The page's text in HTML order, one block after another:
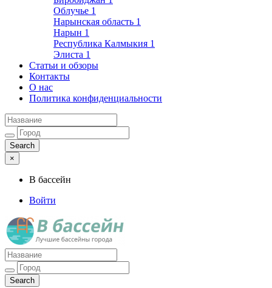
Облучье 1
Нарынская область 1
Нарын 1
Республика Калмыкия 1
Элиста 1
Статьи и обзоры
Контакты
О нас
Политика конфиденциальности
×
В бассейн
Войти
Лучшие бассейны города